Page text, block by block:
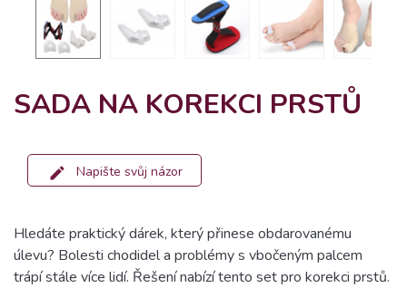
SADA NA KOREKCI PRSTŮ
Napište svůj názor
Hledáte praktický dárek, který přinese obdarovanému
úlevu? Bolesti chodidel a problémy s vbočeným palcem
trápí stále více lidí. Řešení nabízí tento set pro korekci prstů.